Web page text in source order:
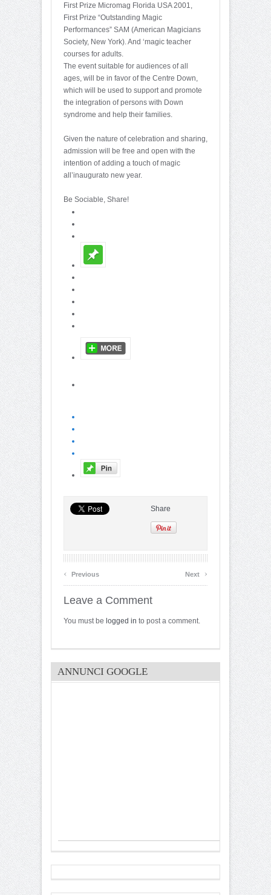
First Prize Micromag Florida USA 2001,
First Prize “Outstanding Magic
Performances” SAM (American Magicians
Society, New York). And ‘magic teacher
courses for adults.
The event suitable for audiences of all
ages, will be in favor of the Centre Down,
which will be used to support and promote
the integration of persons with Down
syndrome and help their families.
Given the nature of celebration and sharing,
admission will be free and open with the
intention of adding a touch of magic
all’inaugurato new year.
Be Sociable, Share!
Share
‹ Previous Next ›
Leave a Comment
You must be logged in to post a comment.
ANNUNCI GOOGLE